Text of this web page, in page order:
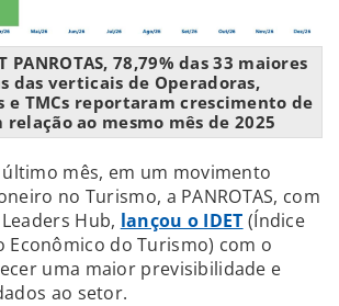
PANROTAS, 78,79% das 33 maiores
das verticais de Operadoras,
e TMCs reportaram crescimento de
relação ao mesmo mês de 2025
mês, em um movimento
no Turismo, a PANROTAS, com
Hub, lançou o IDET (Índice
Econômico do Turismo) com o
uma maior previsibilidade e
ao setor.